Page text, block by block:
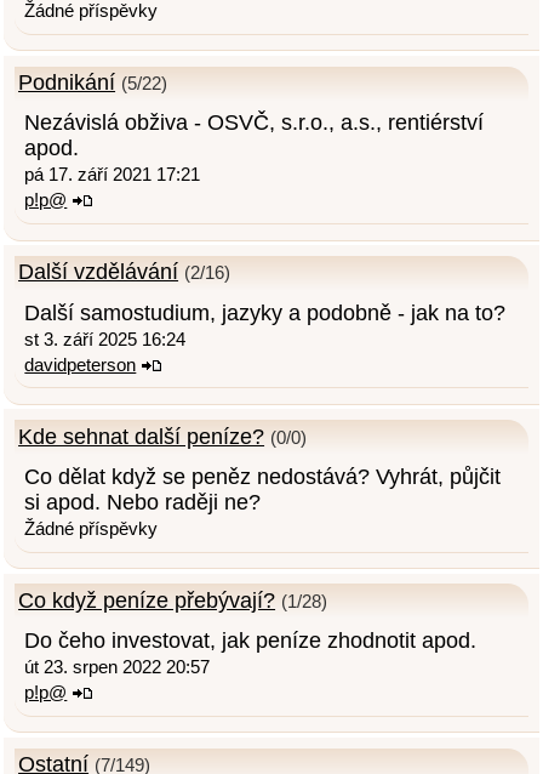
Žádné příspěvky
Podnikání (5/22)
Nezávislá obživa - OSVČ, s.r.o., a.s., rentiérství
apod.
pá 17. září 2021 17:21
p!p@
Další vzdělávání (2/16)
Další samostudium, jazyky a podobně - jak na to?
st 3. září 2025 16:24
davidpeterson
Kde sehnat další peníze? (0/0)
Co dělat když se peněz nedostává? Vyhrát, půjčit
si apod. Nebo raději ne?
Žádné příspěvky
Co když peníze přebývají? (1/28)
Do čeho investovat, jak peníze zhodnotit apod.
út 23. srpen 2022 20:57
p!p@
Ostatní (7/149)